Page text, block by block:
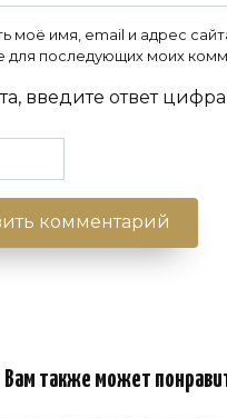
моё имя, email и адрес
для последующих моих
введите ответ
Вам также может